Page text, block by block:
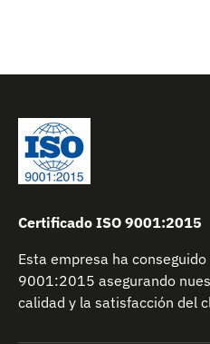
Certificado ISO 9001:2015
Esta empresa ha
9001:2015 asegurando
calidad y la satisfacción del